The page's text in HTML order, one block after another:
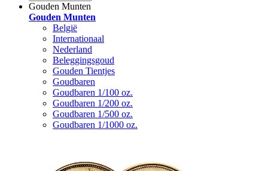
Gouden Munten
Gouden Munten
België
Internationaal
Nederland
Beleggingsgoud
Gouden Tientjes
Goudbaren
Goudbaren 1/100 oz.
Goudbaren 1/200 oz.
Goudbaren 1/500 oz.
Goudbaren 1/1000 oz.